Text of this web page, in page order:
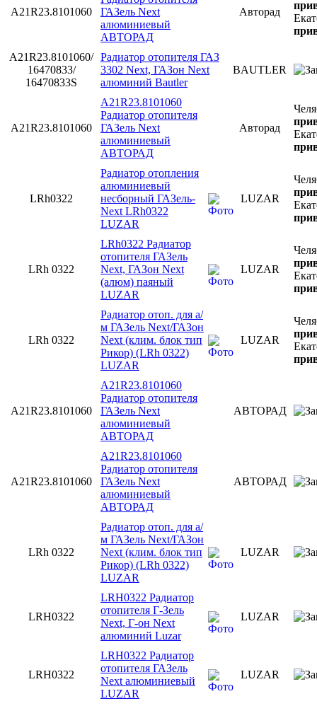
A21R23.8101060
ГАЗель Next
алюминиевый
АВТОРАД
Авторад
A21R23.8101060/
16470833/
16470833S
Радиатор отопителя ГАЗ
3302 Next, ГАЗон Next
алюминий Bautler
BAUTLER
A21R23.8101060
A21R23.8101060
Радиатор отопителя
ГАЗель Next
алюминиевый
АВТОРАД
Авторад
LRh0322
Радиатор отопления
алюминиевый
несборный ГАЗель-
Next LRh0322
LUZAR
LUZAR
LRh 0322
LRh0322 Радиатор
отопителя ГАЗель
Next, ГАЗон Next
(алюм) паяный
LUZAR
LUZAR
LRh 0322
Радиатор отоп. для а/
м ГАЗель Next/ГАЗон
Next (клим. блок тип
Рикор) (LRh 0322)
LUZAR
LUZAR
A21R23.8101060
A21R23.8101060
Радиатор отопителя
ГАЗель Next
алюминиевый
АВТОРАД
АВТОРАД
A21R23.8101060
A21R23.8101060
Радиатор отопителя
ГАЗель Next
алюминиевый
АВТОРАД
АВТОРАД
LRh 0322
Радиатор отоп. для а/
м ГАЗель Next/ГАЗон
Next (клим. блок тип
Рикор) (LRh 0322)
LUZAR
LUZAR
LRH0322
LRH0322 Радиатор
отопителя Г-Зель
Next, Г-он Next
алюминий Luzar
LUZAR
LRH0322
LRH0322 Радиатор
отопителя ГАЗель
Next алюминиевый
LUZAR
LUZAR